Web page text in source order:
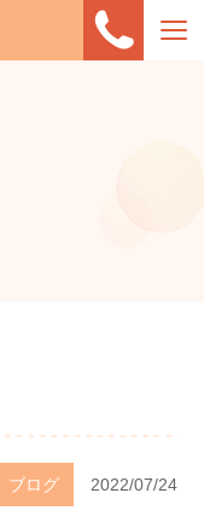
ブログ 2022/07/24